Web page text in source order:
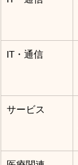
IT・通信
サービス